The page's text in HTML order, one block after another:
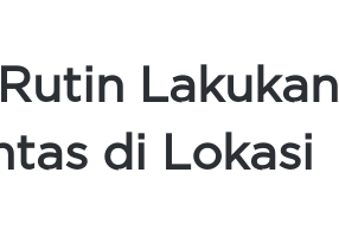
Lakukan
di Lokasi